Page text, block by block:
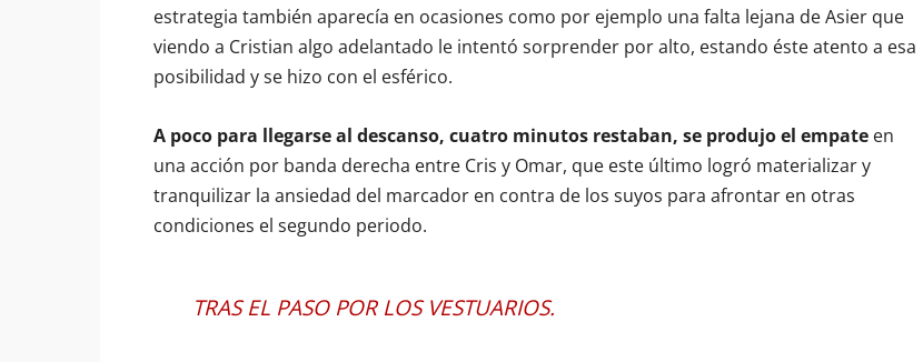
estrategia también aparecía en ocasiones como por ejemplo una falta lejana de Asier que
viendo a Cristian algo adelantado le intentó sorprender por alto, estando éste atento a esa
posibilidad y se hizo con el esférico.
A poco para llegarse al descanso, cuatro minutos restaban, se produjo el empate en
una acción por banda derecha entre Cris y Omar, que este último logró materializar y
tranquilizar la ansiedad del marcador en contra de los suyos para afrontar en otras
condiciones el segundo periodo.
TRAS EL PASO POR LOS VESTUARIOS.